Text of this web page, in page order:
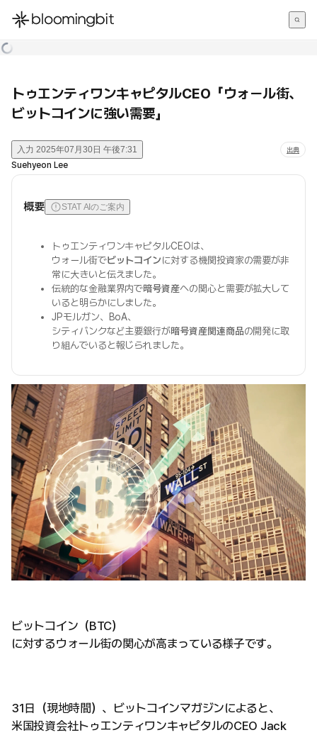
한국어
トゥエンティワンキャピタルCEO「ウォール街、
ビットコインに強い需要」
入力 2025年07月30日 午後7:31 出典
Suehyeon Lee
概要 STAT AIのご案内
トゥエンティワンキャピタルCEOは、
ウォール街でビットコインに対する機関投資家の需要が非
常に大きいと伝えました。
伝統的な金融業界内で暗号資産への関心と需要が拡大して
いると明らかにしました。
JPモルガン、BoA、
シティバンクなど主要銀行が暗号資産関連商品の開発に取
り組んでいると報じられました。
ビットコイン（BTC）
に対するウォール街の関心が高まっている様子です。
31日（現地時間）、ビットコインマガジンによると、
米国投資会社トゥエンティワンキャピタルのCEO Jack